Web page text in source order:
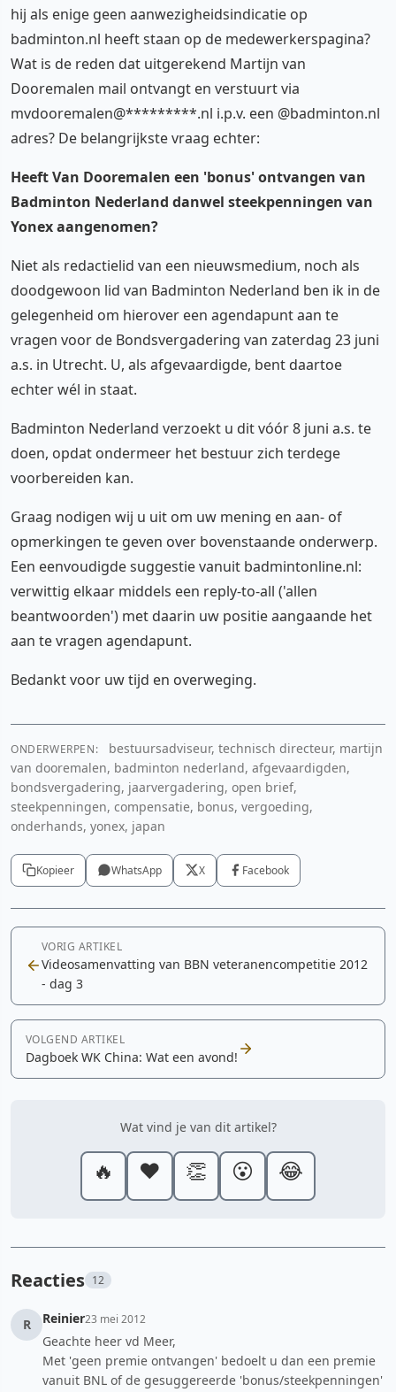
hij als enige geen aanwezigheidsindicatie op
badminton.nl heeft staan op de medewerkerspagina?
Wat is de reden dat uitgerekend Martijn van
Dooremalen mail ontvangt en verstuurt via
mvdooremalen@*********.nl i.p.v. een @badminton.nl
adres? De belangrijkste vraag echter:
Heeft Van Dooremalen een 'bonus' ontvangen van
Badminton Nederland danwel steekpenningen van
Yonex aangenomen?
Niet als redactielid van een nieuwsmedium, noch als
doodgewoon lid van Badminton Nederland ben ik in de
gelegenheid om hierover een agendapunt aan te
vragen voor de Bondsvergadering van zaterdag 23 juni
a.s. in Utrecht. U, als afgevaardigde, bent daartoe
echter wél in staat.
Badminton Nederland verzoekt u dit vóór 8 juni a.s. te
doen, opdat ondermeer het bestuur zich terdege
voorbereiden kan.
Graag nodigen wij u uit om uw mening en aan- of
opmerkingen te geven over bovenstaande onderwerp.
Een eenvoudigde suggestie vanuit badmintonline.nl:
verwittig elkaar middels een reply-to-all ('allen
beantwoorden') met daarin uw positie aangaande het
aan te vragen agendapunt.
Bedankt voor uw tijd en overweging.
ONDERWERPEN:
bestuursadviseur, technisch directeur, martijn
van dooremalen, badminton nederland, afgevaardigden,
bondsvergadering, jaarvergadering, open brief,
steekpenningen, compensatie, bonus, vergoeding,
onderhands, yonex, japan
Kopieer WhatsApp X Facebook
VORIG ARTIKEL
Videosamenvatting van BBN veteranencompetitie 2012
- dag 3
VOLGEND ARTIKEL
Dagboek WK China: Wat een avond!
Wat vind je van dit artikel?
🔥 ❤️ 👏 😮 😂
Reacties 12
R Reinier23 mei 2012
Geachte heer vd Meer,
Met 'geen premie ontvangen' bedoelt u dan een premie
vanuit BNL of de gesuggereerde 'bonus/steekpenningen'